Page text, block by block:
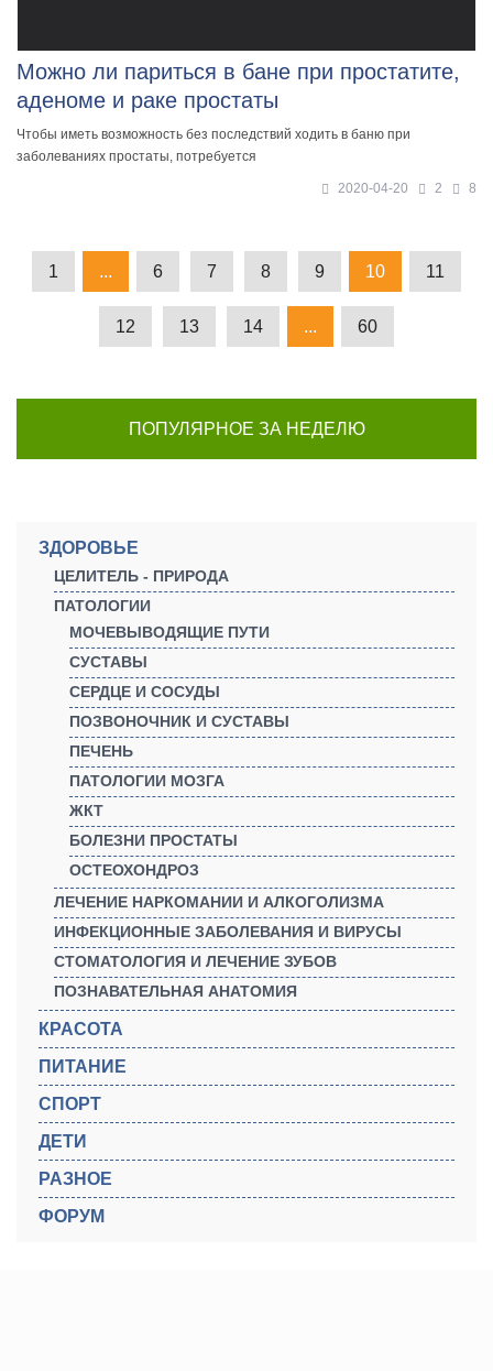
Можно ли париться в бане при простатите,
аденоме и раке простаты
Чтобы иметь возможность без последствий ходить в баню при
заболеваниях простаты, потребуется
2020-04-20 2 8
1 ... 6 7 8 9 10 11
12 13 14 ... 60
ПОПУЛЯРНОЕ ЗА НЕДЕЛЮ
ЗДОРОВЬЕ
ЦЕЛИТЕЛЬ - ПРИРОДА
ПАТОЛОГИИ
МОЧЕВЫВОДЯЩИЕ ПУТИ
СУСТАВЫ
СЕРДЦЕ И СОСУДЫ
ПОЗВОНОЧНИК И СУСТАВЫ
ПЕЧЕНЬ
ПАТОЛОГИИ МОЗГА
ЖКТ
БОЛЕЗНИ ПРОСТАТЫ
ОСТЕОХОНДРОЗ
ЛЕЧЕНИЕ НАРКОМАНИИ И АЛКОГОЛИЗМА
ИНФЕКЦИОННЫЕ ЗАБОЛЕВАНИЯ И ВИРУСЫ
СТОМАТОЛОГИЯ И ЛЕЧЕНИЕ ЗУБОВ
ПОЗНАВАТЕЛЬНАЯ АНАТОМИЯ
КРАСОТА
ПИТАНИЕ
СПОРТ
ДЕТИ
РАЗНОЕ
ФОРУМ